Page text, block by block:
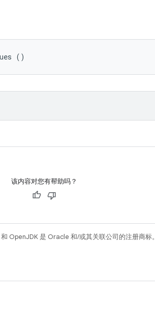
()
该内容对您有帮助吗？
OpenJDK 是 Oracle 和/或其关联公司的注册商标。